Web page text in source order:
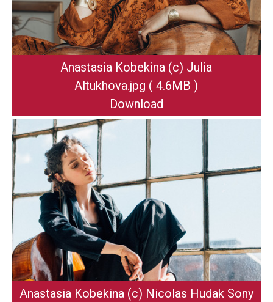
Anastasia Kobekina (c) Julia
Altukhova.jpg ( 4.6MB )
Download
Anastasia Kobekina (c) Nicolas Hudak Sony